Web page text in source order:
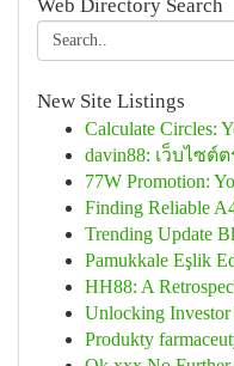
Web Directory Search
New Site Listings
Calculate Circles:
davin88: เว็บไซ
77W Promotion:
Finding Reliable
Trending Update
Pamukkale Eşlik
HH88: A
Unlocking Investor
Produkty